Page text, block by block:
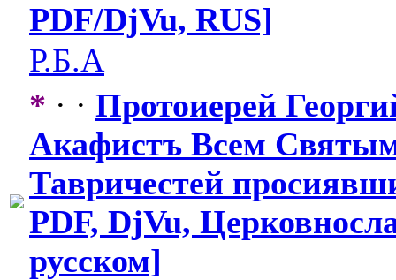
PDF/DjVu, RUS]
Р.Б.А
* · · Протоиерей
Акафистъ Всем
Тавричестей
PDF, DjVu,
русском]